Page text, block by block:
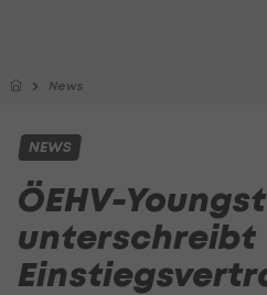
News
NEWS
ÖEHV-
unterschreibt